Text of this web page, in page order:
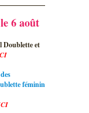
6 août
Doublette et
féminin